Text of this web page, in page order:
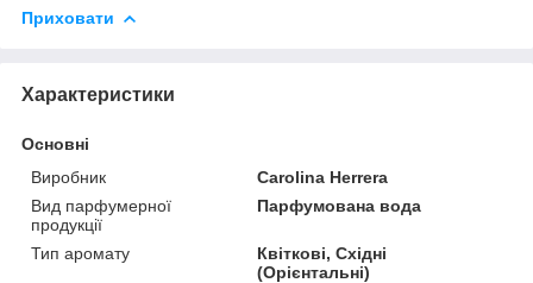
Приховати
Характеристики
Основні
Виробник
Carolina Herrera
Вид парфумерної
продукції
Парфумована вода
Тип аромату
Квіткові, Східні
(Орієнтальні)